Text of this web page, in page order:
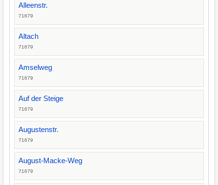
Alleenstr.
71679
Altach
71679
Amselweg
71679
Auf der Steige
71679
Augustenstr.
71679
August-Macke-Weg
71679